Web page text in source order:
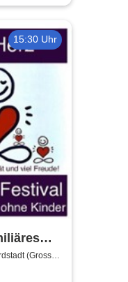
15:30 Uhr
& (Grosser